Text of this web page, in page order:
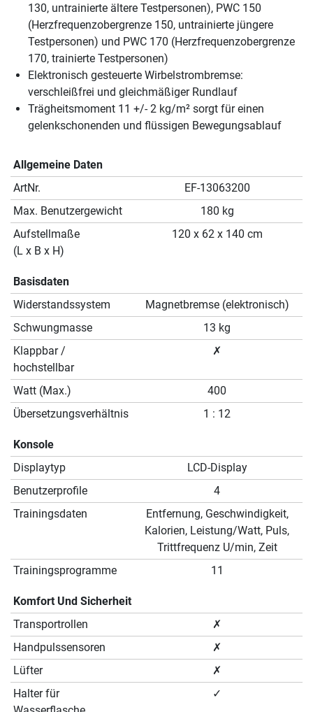
130, untrainierte ältere Testpersonen), PWC 150
(Herzfrequenzobergrenze 150, untrainierte jüngere
Testpersonen) und PWC 170 (Herzfrequenzobergrenze
170, trainierte Testpersonen)
Elektronisch gesteuerte Wirbelstrombremse:
verschleißfrei und gleichmäßiger Rundlauf
Trägheitsmoment 11 +/- 2 kg/m² sorgt für einen
gelenkschonenden und flüssigen Bewegungsablauf
Allgemeine Daten
ArtNr.
EF-13063200
Max. Benutzergewicht
180 kg
Aufstellmaße
(L x B x H)
120 x 62 x 140 cm
Basisdaten
Widerstandssystem
Magnetbremse (elektronisch)
Schwungmasse
13 kg
Klappbar /
hochstellbar
✗
Watt (Max.)
400
Übersetzungsverhältnis
1 : 12
Konsole
Displaytyp
LCD-Display
Benutzerprofile
4
Trainingsdaten
Entfernung, Geschwindigkeit,
Kalorien, Leistung/Watt, Puls,
Trittfrequenz U/min, Zeit
Trainingsprogramme
11
Komfort Und Sicherheit
Transportrollen
✗
Handpulssensoren
✗
Lüfter
✗
Halter für
✓